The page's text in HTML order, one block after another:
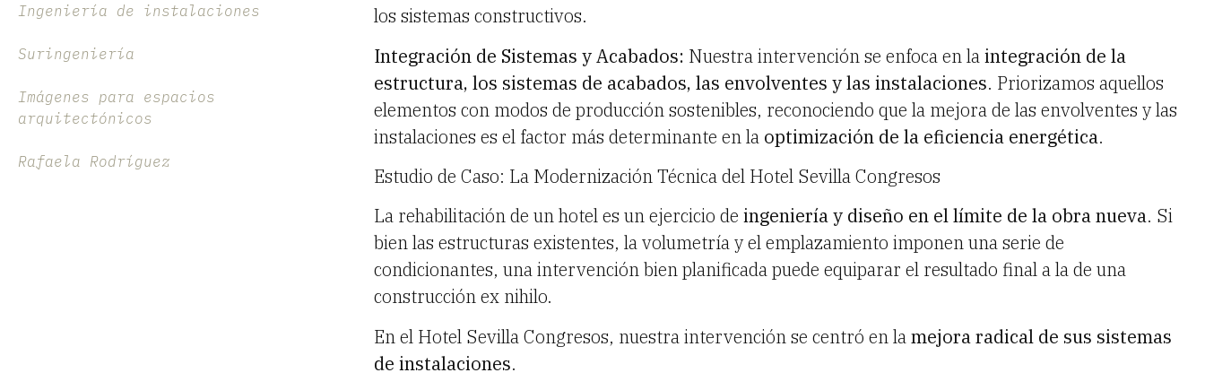
Ingeniería de instalaciones
Suringeniería
Imágenes para espacios
arquitectónicos
Rafaela Rodríguez
los sistemas constructivos.
Integración de Sistemas y Acabados: Nuestra intervención se enfoca en laintegración de la
estructura, los sistemas de acabados, las envolventes y las instalaciones. Priorizamos aquellos
elementos con modos de producción sostenibles, reconociendo que la mejora de las envolventes y las
instalaciones es el factor más determinante en la optimización de la eficiencia energética.
Estudio de Caso: La Modernización Técnica del Hotel Sevilla Congresos
La rehabilitación de un hotel es un ejercicio deingeniería y diseño en el límite de la obra nueva. Si
bien las estructuras existentes, la volumetría y el emplazamiento imponen una serie de
condicionantes, una intervención bien planificada puede equiparar el resultado final a la de una
construcción ex nihilo.
En el Hotel Sevilla Congresos, nuestra intervención se centró en lamejora radical de sus sistemas
de instalaciones.